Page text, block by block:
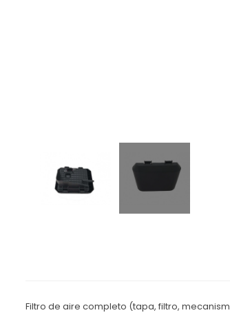
Filtro de aire completo (tapa, filtro,